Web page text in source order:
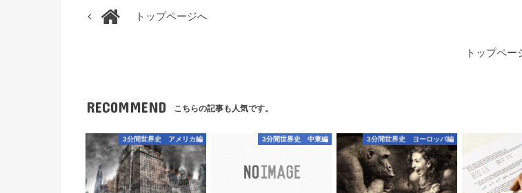
トップページへ
トップペー
RECOMMEND こちらの記事も人気です。
3分間世界史 アメリカ編 3分間世界史 中東編 3分間世界史 ヨーロッパ編